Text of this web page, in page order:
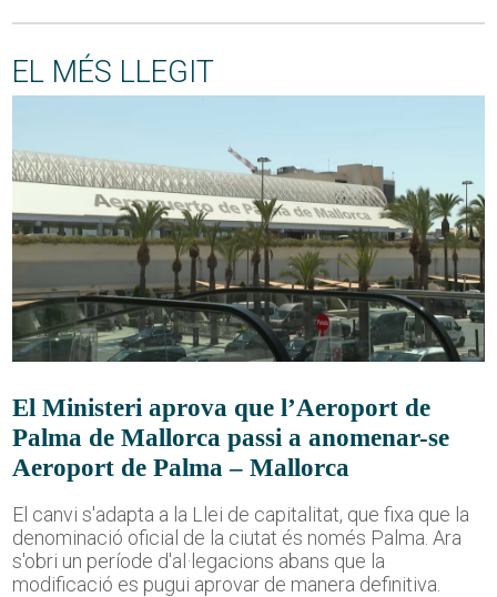
EL MÉS LLEGIT
El Ministeri aprova que l’Aeroport de
Palma de Mallorca passi a anomenar-se
Aeroport de Palma – Mallorca
El canvi s'adapta a la Llei de capitalitat, que fixa que la
denominació oficial de la ciutat és només Palma. Ara
s'obri un període d'al·legacions abans que la
modificació es pugui aprovar de manera definitiva.